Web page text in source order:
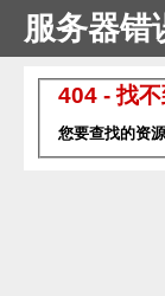
服务器错
404 - 找不
您要查找的资